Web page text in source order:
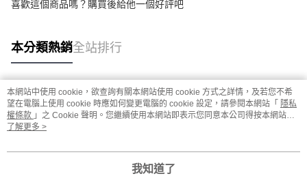
喜歡這個商品嗎？購買後給他一個好評吧
本分類熱銷全站排行
熱門標籤
本網站中使用 cookie，欲查詢有關本網站使用 cookie 方式之詳情，及若您不希
望在電腦上使用 cookie 時應如何變更電腦的 cookie 設定，請參閱本網站「 隱私
權條款 」之 Cookie 聲明。您繼續使用本網站即表示您同意本公司得按本網站使
用條款之 Cookie 聲明使用 cookie。
了解更多 >
我知道了